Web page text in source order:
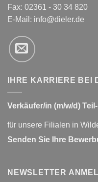
Fax: 02361 - 30 34 820
E-Mail: info@dieler.de
IHRE KARRIERE BEI
Verkäufer/in (m/w/d)
für unsere Filialen in
Senden Sie Ihre
NEWSLETTER